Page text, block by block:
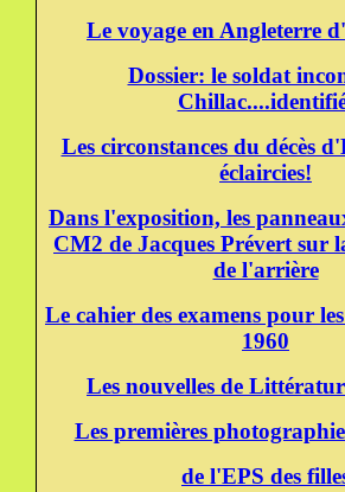
Le voyage en Angleterre
Dossier: le soldat
Les circonstances du décès
éclaircies!
Dans l'exposition, les
CM2 de Jacques Prévert sur
de l'arrière
Le cahier des examens pour
1960
Les nouvelles de
Les premières
de l'EPS des